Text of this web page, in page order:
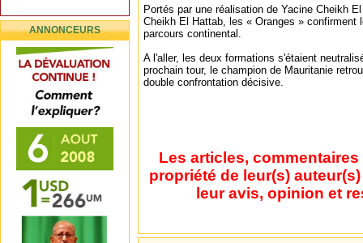
ANNONCEURS
Portés par une réalisation de Yacine Cheikh
Cheikh El Hattab, les « Oranges » confirment
parcours continental.
A l'aller, les deux formations s'étaient
prochain tour, le champion de Mauritanie
double confrontation décisive.
Les articles,
propriété de leur(s)
leur avis, opinion et